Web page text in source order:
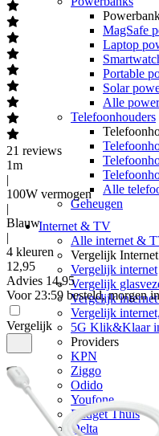
MagSafe
Laptop
Portable
Solar
Alle
Telefoonhouders
Alle
Geheugen
Internet & TV
Alle internet &
Vergelijk
Vergelijk internet
Vergelijk
Vergelijk
Vergelijk
5G Klik&Klaar
Providers
KPN
Ziggo
Odido
Youfone
Budget Thuis
Delta
21 reviews
1m
|
100W vermogen
|
Blauw
|
4 kleuren
12,95
Advies 14,95
Voor 23:59 besteld, morgen
Vergelijk